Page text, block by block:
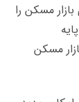
مسکن را
مسکن